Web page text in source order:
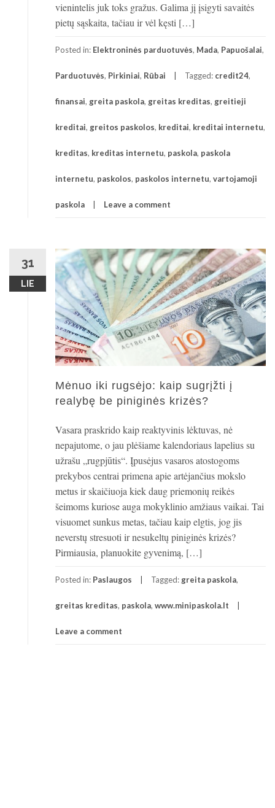
vienintelis juk toks gražus. Galima jį įsigyti savaitės
pietų sąskaita, tačiau ir vėl kęsti […]
Posted in: Elektroninės parduotuvės, Mada, Papuošalai,
Parduotuvės, Pirkiniai, Rūbai Tagged: credit24,
finansai, greita paskola, greitas kreditas, greitieji
kreditai, greitos paskolos, kreditai, kreditai internetu,
kreditas, kreditas internetu, paskola, paskola
internetu, paskolos, paskolos internetu, vartojamoji
paskola Leave a comment
31
LIE
Mėnuo iki rugsėjo: kaip sugrįžti į
realybę be piniginės krizės?
Vasara praskrido kaip reaktyvinis lėktuvas, nė
nepajutome, o jau plėšiame kalendoriaus lapelius su
užrašu „rugpjūtis“. Įpusėjus vasaros atostogoms
prekybos centrai primena apie artėjančius mokslo
metus ir skaičiuoja kiek daug priemonių reikės
šeimoms kuriose auga mokyklinio amžiaus vaikai. Tai
visuomet sunkus metas, tačiau kaip elgtis, jog jis
neverstų stresuoti ir nesukeltų piniginės krizės?
Pirmiausia, planuokite gyvenimą, […]
Posted in: Paslaugos Tagged: greita paskola,
greitas kreditas, paskola, www.minipaskola.lt
Leave a comment